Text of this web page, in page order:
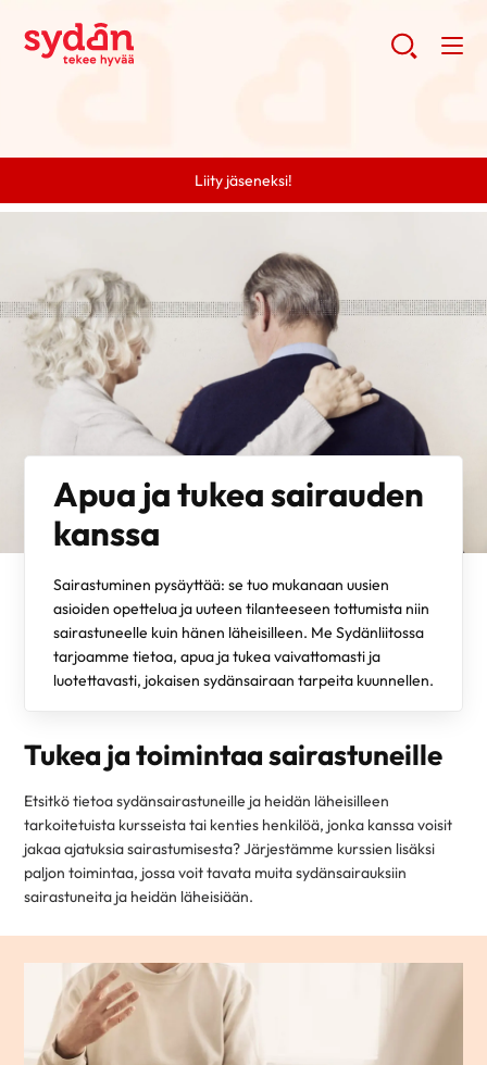
Liity jäseneksi!
Apua ja tukea sairauden
kanssa
Sairastuminen pysäyttää: se tuo mukanaan uusien
asioiden opettelua ja uuteen tilanteeseen tottumista niin
sairastuneelle kuin hänen läheisilleen. Me Sydänliitossa
tarjoamme tietoa, apua ja tukea vaivattomasti ja
luotettavasti, jokaisen sydänsairaan tarpeita kuunnellen.
Tukea ja toimintaa sairastuneille
Etsitkö tietoa sydänsairastuneille ja heidän läheisilleen
tarkoitetuista kursseista tai kenties henkilöä, jonka kanssa voisit
jakaa ajatuksia sairastumisesta? Järjestämme kurssien lisäksi
paljon toimintaa, jossa voit tavata muita sydänsairauksiin
sairastuneita ja heidän läheisiään.